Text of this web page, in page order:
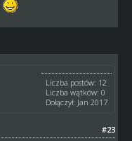
Liczba postów: 12
Liczba wątków: 0
Dołączył: Jan 2017
#23